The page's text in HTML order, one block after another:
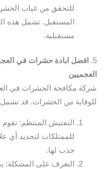
للتحقق من غياب
المستقبل. تشمل هذه
مستقبلية.
5.
افضل ابادة حشرات في
العجميين
شركة مكافحة الحشرات في
للوقاية من الحشرات. قد تشمل
التفتيش المنتظم:
للممتلكات لتحديد أي
جذب لها.
التعرف على المشكلة: